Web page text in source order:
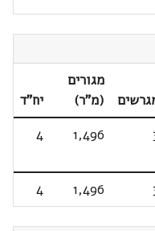
מגורים
(מ"ר)
יח"ד
1,496
4
1,496
4